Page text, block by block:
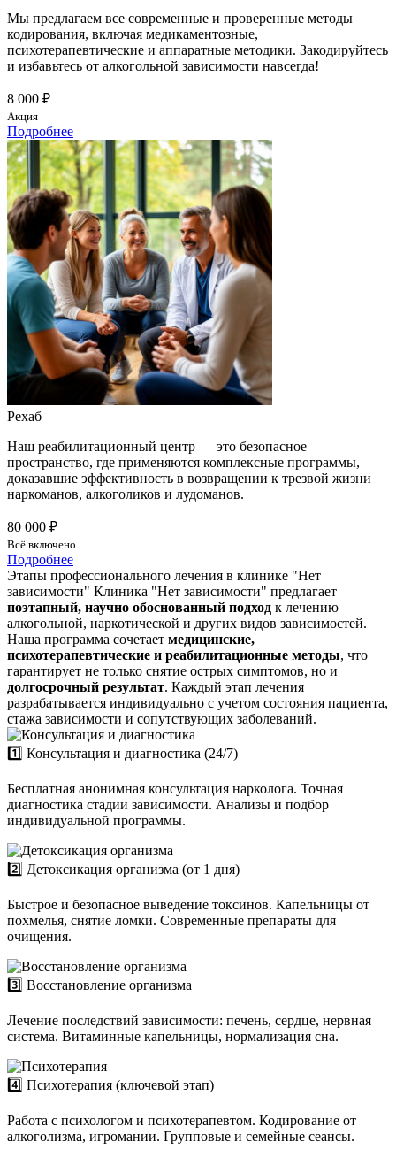
Мы предлагаем все современные и проверенные методы
кодирования, включая медикаментозные,
психотерапевтические и аппаратные методики. Закодируйтесь
и избавьтесь от алкогольной зависимости навсегда!
8 000 ₽
Акция
Подробнее
Рехаб
Наш реабилитационный центр — это безопасное
пространство, где применяются комплексные программы,
доказавшие эффективность в возвращении к трезвой жизни
наркоманов, алкоголиков и лудоманов.
80 000 ₽
Всё включено
Подробнее
Этапы профессионального лечения в клинике "Нет
зависимости" Клиника "Нет зависимости" предлагает
поэтапный, научно обоснованный подход к лечению
алкогольной, наркотической и других видов зависимостей.
Наша программа сочетает медицинские,
психотерапевтические и реабилитационные методы, что
гарантирует не только снятие острых симптомов, но и
долгосрочный результат. Каждый этап лечения
разрабатывается индивидуально с учетом состояния пациента,
стажа зависимости и сопутствующих заболеваний.
1️⃣ Консультация и диагностика (24/7)
Бесплатная анонимная консультация нарколога. Точная
диагностика стадии зависимости. Анализы и подбор
индивидуальной программы.
2️⃣ Детоксикация организма (от 1 дня)
Быстрое и безопасное выведение токсинов. Капельницы от
похмелья, снятие ломки. Современные препараты для
очищения.
3️⃣ Восстановление организма
Лечение последствий зависимости: печень, сердце, нервная
система. Витаминные капельницы, нормализация сна.
4️⃣ Психотерапия (ключевой этап)
Работа с психологом и психотерапевтом. Кодирование от
алкоголизма, игромании. Групповые и семейные сеансы.